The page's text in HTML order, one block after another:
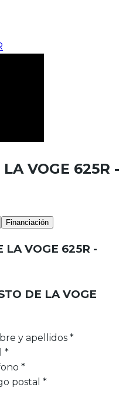
LA VOGE 625R -
Financiación
LAVOGE 625R -
DE LAVOGE
y apellidos *
*
*
postal *